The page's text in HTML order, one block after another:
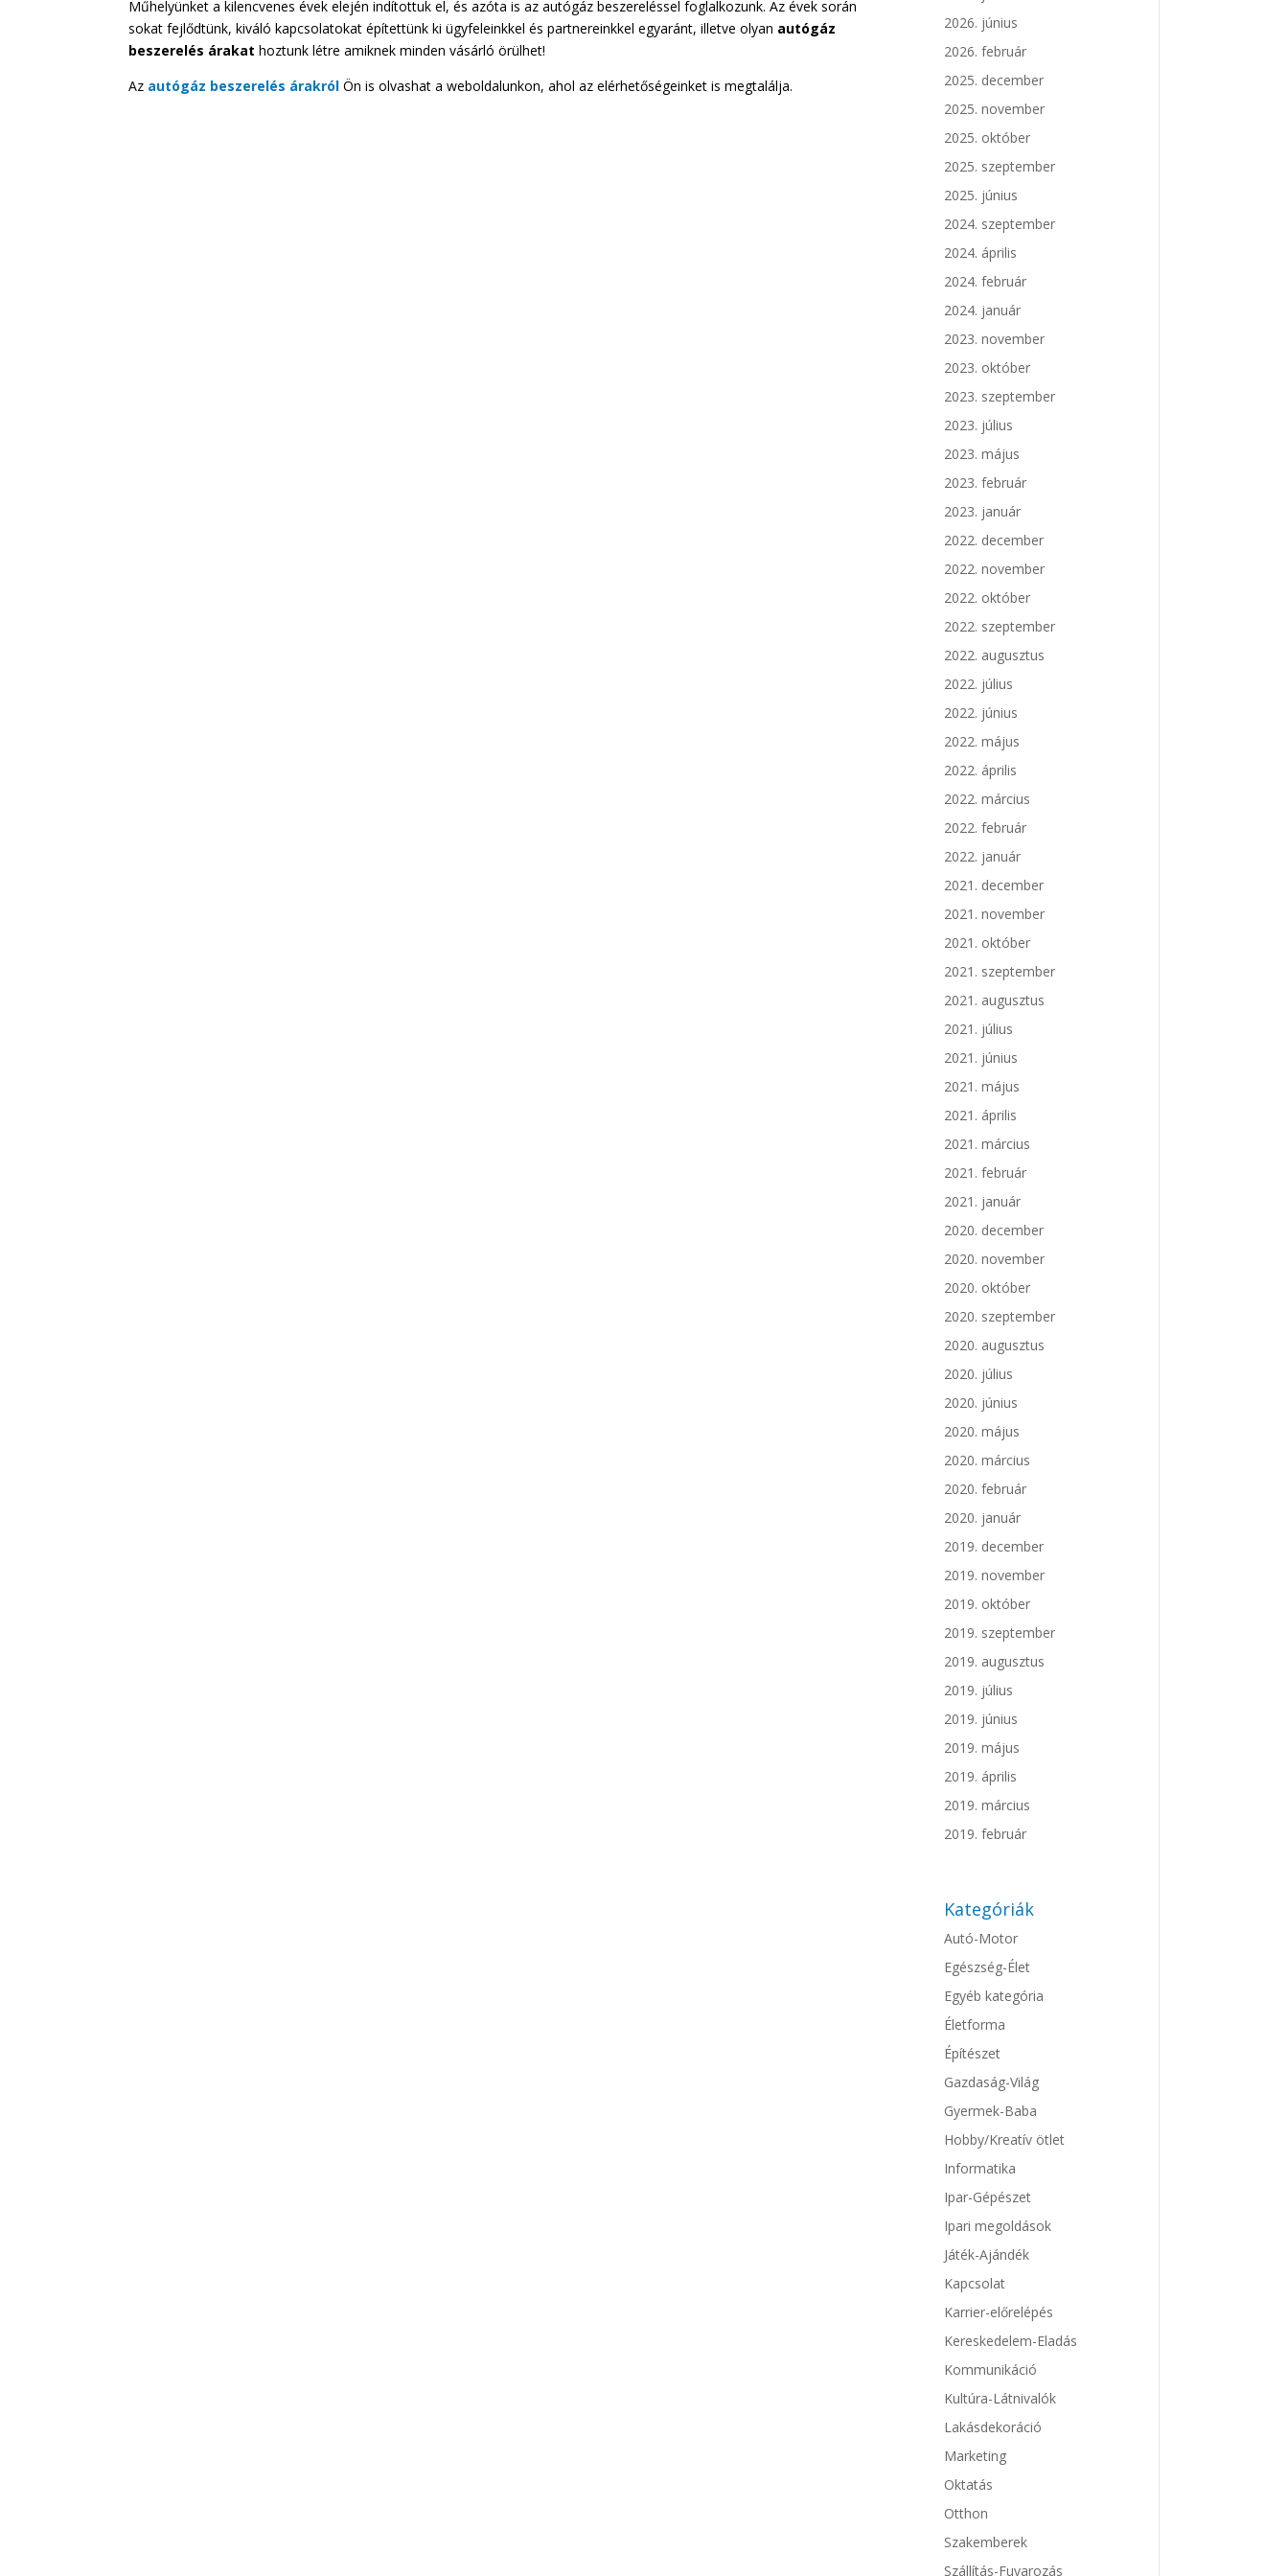
Műhelyünket a kilencvenes évek elején indítottuk el, és azóta is az autógáz beszereléssel foglalkozunk. Az évek során
sokat fejlődtünk, kiváló kapcsolatokat építettünk ki ügyfeleinkkel és partnereinkkel egyaránt, illetve olyan autógáz
beszerelés árakat hoztunk létre amiknek minden vásárló örülhet!
Az autógáz beszerelés árakról Ön is olvashat a weboldalunkon, ahol az elérhetőségeinket is megtalálja.
2026. június
2026. február
2025. december
2025. november
2025. október
2025. szeptember
2025. június
2024. szeptember
2024. április
2024. február
2024. január
2023. november
2023. október
2023. szeptember
2023. július
2023. május
2023. február
2023. január
2022. december
2022. november
2022. október
2022. szeptember
2022. augusztus
2022. július
2022. június
2022. május
2022. április
2022. március
2022. február
2022. január
2021. december
2021. november
2021. október
2021. szeptember
2021. augusztus
2021. július
2021. június
2021. május
2021. április
2021. március
2021. február
2021. január
2020. december
2020. november
2020. október
2020. szeptember
2020. augusztus
2020. július
2020. június
2020. május
2020. március
2020. február
2020. január
2019. december
2019. november
2019. október
2019. szeptember
2019. augusztus
2019. július
2019. június
2019. május
2019. április
2019. március
2019. február
Kategóriák
Autó-Motor
Egészség-Élet
Egyéb kategória
Életforma
Építészet
Gazdaság-Világ
Gyermek-Baba
Hobby/Kreatív ötlet
Informatika
Ipar-Gépészet
Ipari megoldások
Játék-Ajándék
Kapcsolat
Karrier-előrelépés
Kereskedelem-Eladás
Kommunikáció
Kultúra-Látnivalók
Lakásdekoráció
Marketing
Oktatás
Otthon
Szakemberek
Szállítás-Fuvarozás